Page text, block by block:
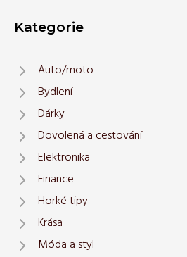
Kategorie
Auto/moto
Bydlení
Dárky
Dovolená a cestování
Elektronika
Finance
Horké tipy
Krása
Móda a styl